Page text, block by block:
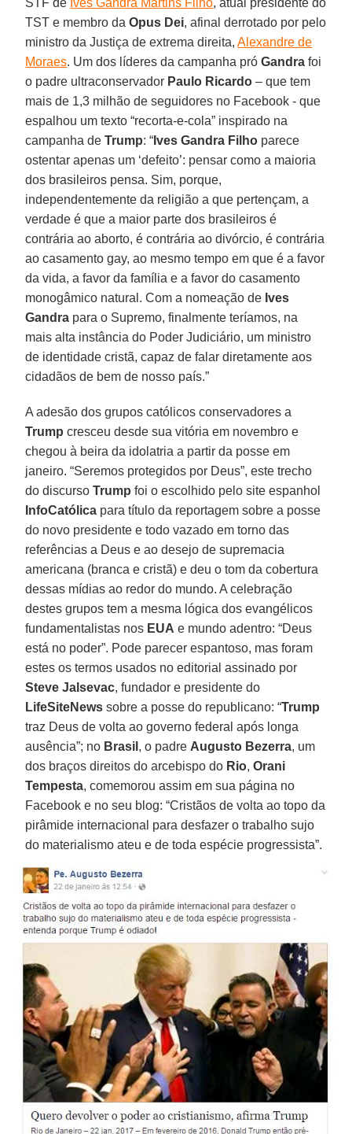
STF de Ives Gandra Martins Filho, atual presidente do
TST e membro daOpus Dei, afinal derrotado por pelo
ministro da Justiça de extrema direita,Alexandre de
Moraes. Um dos líderes da campanha próGandra foi
o padre ultraconservador Paulo Ricardo – que tem
mais de 1,3 milhão de seguidores no Facebook - que
espalhou um texto “recorta-e-cola” inspirado na
campanha deTrump: “ Ives Gandra Filho parece
ostentar apenas um ‘defeito’: pensar como a maioria
dos brasileiros pensa. Sim, porque,
independentemente da religião a que pertençam, a
verdade é que a maior parte dos brasileiros é
contrária ao aborto, é contrária ao divórcio, é contrária
ao casamento gay, ao mesmo tempo em que é a favor
da vida, a favor da família e a favor do casamento
monogâmico natural. Com a nomeação de Ives
Gandra para o Supremo, finalmente teríamos, na
mais alta instância do Poder Judiciário, um ministro
de identidade cristã, capaz de falar diretamente aos
cidadãos de bem de nosso país.”
A adesão dos grupos católicos conservadores a
Trump cresceu desde sua vitória em novembro e
chegou à beira da idolatria a partir da posse em
janeiro. “Seremos protegidos por Deus”, este trecho
do discursoTrump foi o escolhido pelo site espanhol
InfoCatólica para título da reportagem sobre a posse
do novo presidente e todo vazado em torno das
referências a Deus e ao desejo de supremacia
americana (branca e cristã) e deu o tom da cobertura
dessas mídias ao redor do mundo. A celebração
destes grupos tem a mesma lógica dos evangélicos
fundamentalistas nos EUA e mundo adentro: “Deus
está no poder”. Pode parecer espantoso, mas foram
estes os termos usados no editorial assinado por
Steve Jalsevac, fundador e presidente do
LifeSiteNews sobre a posse do republicano: “Trump
traz Deus de volta ao governo federal após longa
ausência”; no Brasil , o padre Augusto Bezerra, um
dos braços direitos do arcebispo do Rio,Orani
Tempesta, comemorou assim em sua página no
Facebook e no seu blog: “Cristãos de volta ao topo da
pirâmide internacional para desfazer o trabalho sujo
do materialismo ateu e de toda espécie progressista”.